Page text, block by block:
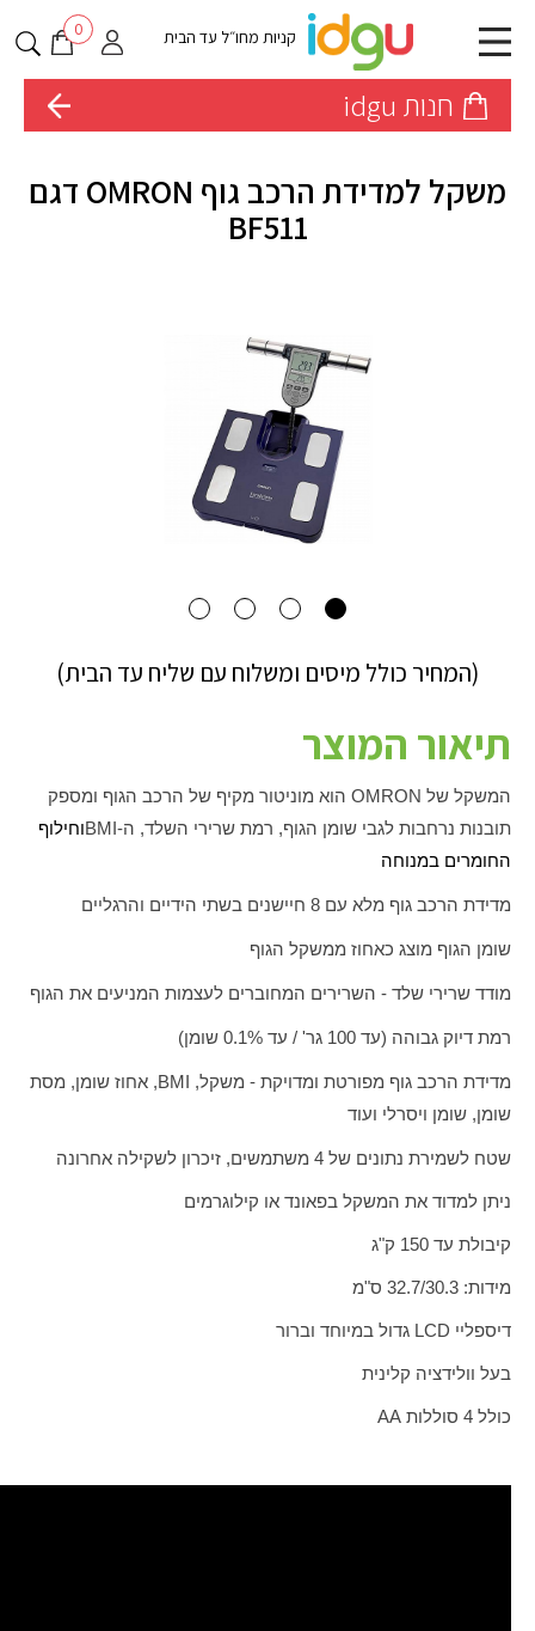
קניות מחו״ל עד הבית 0
חנות idgu
משקל למדידת הרכב גוף OMRON דגם
BF511
(המחיר כולל מיסים ומשלוח עם שליח עד הבית)
תיאור המוצר
המשקל של OMRON הוא מוניטור מקיף של הרכב הגוף ומספק
תובנות נרחבות לגבי שומן הגוף, רמת שרירי השלד, ה-BMIוחילוף
החומרים במנוחה
מדידת הרכב גוף מלא עם 8 חיישנים בשתי הידיים והרגליים
שומן הגוף מוצג כאחוז ממשקל הגוף
מודד שרירי שלד - השרירים המחוברים לעצמות המניעים את הגוף
רמת דיוק גבוהה (עד 100 גר' / עד 0.1% שומן)
מדידת הרכב גוף מפורטת ומדויקת - משקל, BMI, אחוז שומן, מסת
שומן, שומן ויסרלי ועוד
שטח לשמירת נתונים של 4 משתמשים, זיכרון לשקילה אחרונה
ניתן למדוד את המשקל בפאונד או קילוגרמים
קיבולת עד 150 ק"ג
מידות: 32.7/30.3 ס"מ
דיספליי LCD גדול במיוחד וברור
בעל וולידציה קלינית
כולל 4 סוללות AA